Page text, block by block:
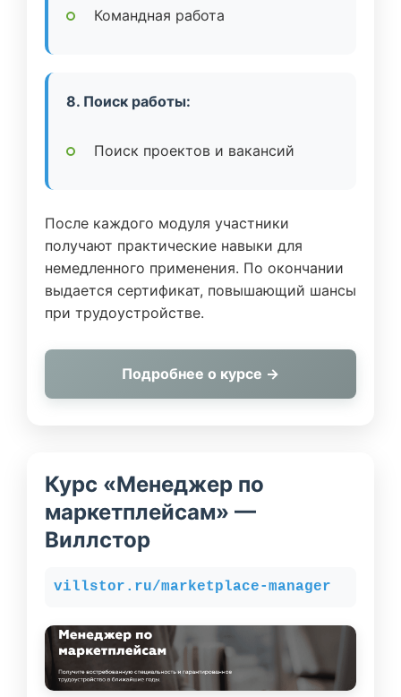
Командная работа
8. Поиск работы:
Поиск проектов и вакансий
После каждого модуля участники
получают практические навыки для
немедленного применения. По окончании
выдается сертификат, повышающий шансы
при трудоустройстве.
Подробнее о курсе →
Курс «Менеджер по
маркетплейсам» —
Виллстор
villstor.ru/marketplace-manager